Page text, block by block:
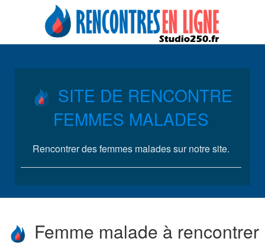
SITE DE RENCONTRE
FEMMES MALADES
Rencontrer des femmes malades sur notre site.
Femme malade à rencontrer